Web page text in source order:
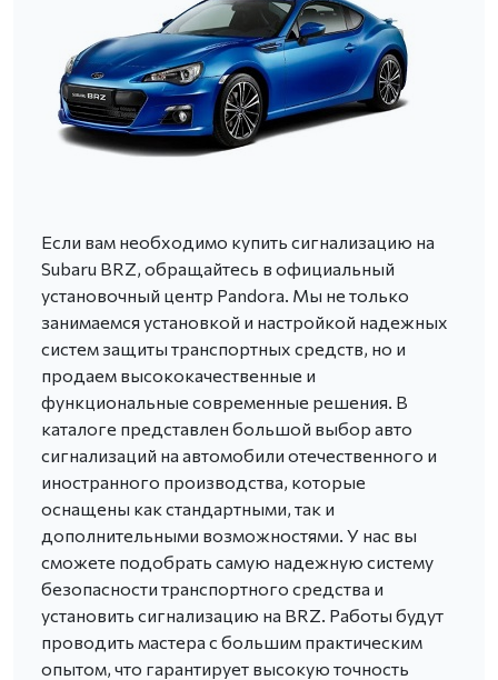
Если вам необходимо купить сигнализацию на
Subaru BRZ, обращайтесь в официальный
установочный центр Pandora. Мы не только
занимаемся установкой и настройкой надежных
систем защиты транспортных средств, но и
продаем высококачественные и
функциональные современные решения. В
каталоге представлен большой выбор авто
сигнализаций на автомобили отечественного и
иностранного производства, которые
оснащены как стандартными, так и
дополнительными возможностями. У нас вы
сможете подобрать самую надежную систему
безопасности транспортного средства и
установить сигнализацию на BRZ. Работы будут
проводить мастера с большим практическим
опытом, что гарантирует высокую точность